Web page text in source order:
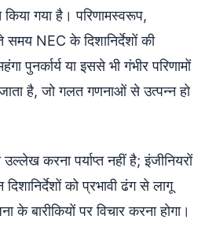
किया गया है। परिणामस्वरूप,
समय NEC के दिशानिर्देशों की
पुनर्कार्य या इससे भी गंभीर परिणामों
है, जो गलत गणनाओं से उत्पन्न हो
करना पर्याप्त नहीं है; इंजीनियरों
को प्रभावी ढंग से लागू
के बारीकियों पर विचार करना होगा।